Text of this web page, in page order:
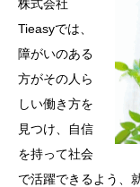
株式会社
Tieasyでは、
障がいのある
方がその人ら
しい働き方を
見つけ、自信
を持って社会
で活躍できるよう、